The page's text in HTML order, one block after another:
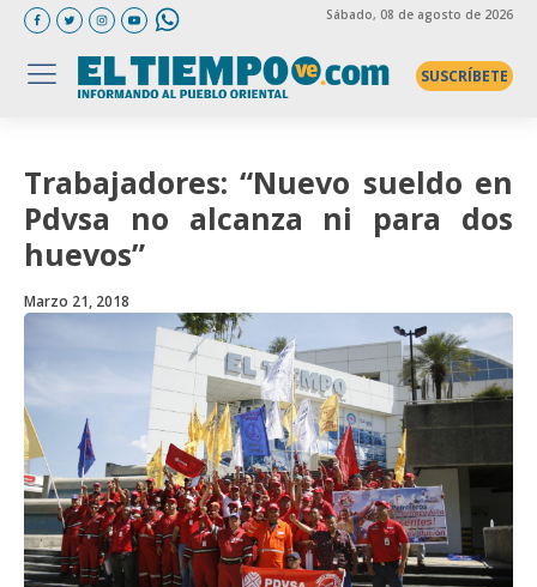
Sábado, 08 de agosto de 2026
SUSCRÍBETE
Trabajadores: “Nuevo sueldo en
Pdvsa no alcanza ni para dos
huevos”
Marzo 21, 2018